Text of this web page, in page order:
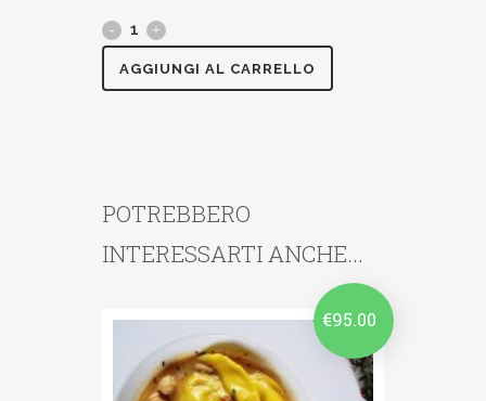
AGGIUNGI AL CARRELLO
POTREBBERO
INTERESSARTI ANCHE...
€95.00